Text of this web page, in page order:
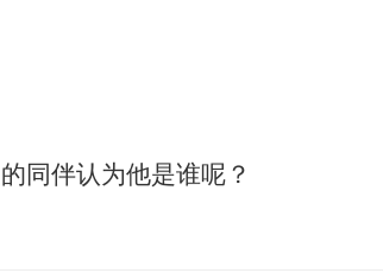
同伴认为他是谁呢？